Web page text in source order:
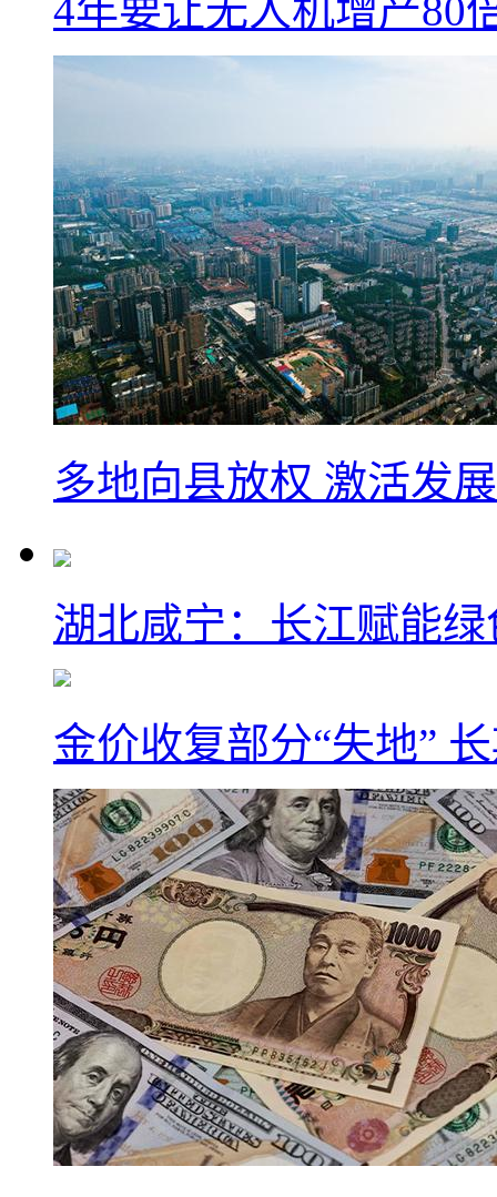
4年要让无人机增产80
多地向县放权 激活发
湖北咸宁：长江赋能
金价收复部分“失地”